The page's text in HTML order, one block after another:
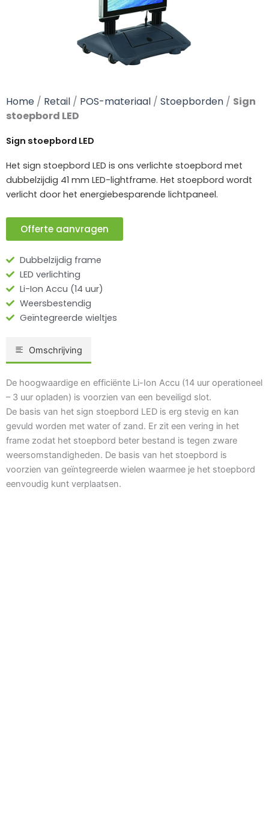
Home / Retail / POS-materiaal / Stoepborden / Sign
stoepbord LED
Sign stoepbord LED
Het sign stoepbord LED is ons verlichte stoepbord met
dubbelzijdig 41 mm LED-lightframe. Het stoepbord wordt
verlicht door het energiebesparende lichtpaneel.
Offerte aanvragen
Dubbelzijdig frame
LED verlichting
Li-Ion Accu (14 uur)
Weersbestendig
Geïntegreerde wieltjes
Omschrijving
De hoogwaardige en efficiënte Li-Ion Accu (14 uur operationeel
– 3 uur opladen) is voorzien van een beveiligd slot.
De basis van het sign stoepbord LED is erg stevig en kan
gevuld worden met water of zand. Er zit een vering in het
frame zodat het stoepbord beter bestand is tegen zware
weersomstandigheden. De basis van het stoepbord is
voorzien van geïntegreerde wielen waarmee je het stoepbord
eenvoudig kunt verplaatsen.